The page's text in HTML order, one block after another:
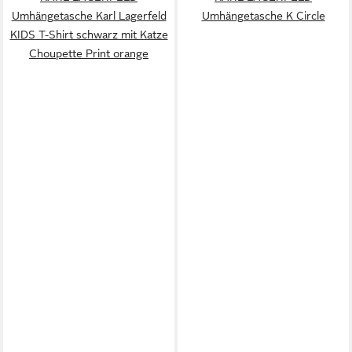
Umhängetasche Karl Lagerfeld
KIDS T-Shirt schwarz mit Katze
Choupette Print orange
Umhängetasche K Circle